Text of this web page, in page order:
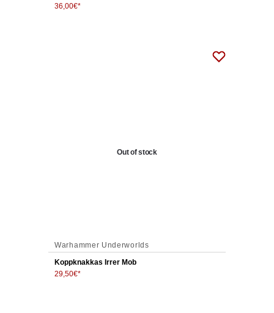
36,00€
Out of stock
Warhammer Underworlds
Koppknakkas Irrer Mob
29,50€